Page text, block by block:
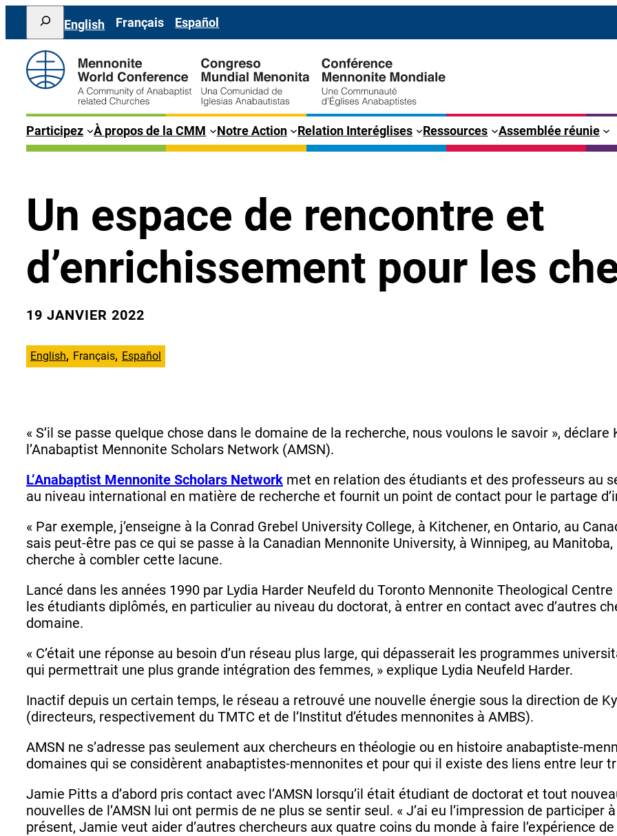
Aller
contenu
Search
English Français Español
Participez À propos de la CMM Notre Action Relation Interéglises Ressources Assemblée réunie
Un espace de rencontre et
d’enrichissement pour les
19 JANVIER 2022
English Français Español
« S’il se passe quelque chose dans le domaine de la recherche, nous voulons le savoir »,
l’Anabaptist Mennonite Scholars Network (AMSN).
L’Anabaptist Mennonite Scholars Network met en relation des étudiants et des professeurs au
au niveau international en matière de recherche et fournit un point de contact pour le partage
« Par exemple, j’enseigne à la Conrad Grebel University College, à Kitchener, en Ontario, au
sais peut-être pas ce qui se passe à la Canadian Mennonite University, à Winnipeg, au
cherche à combler cette lacune.
Lancé dans les années 1990 par Lydia Harder Neufeld du Toronto Mennonite Theological
les étudiants diplômés, en particulier au niveau du doctorat, à entrer en contact avec d’autres
domaine.
« C’était une réponse au besoin d’un réseau plus large, qui dépasserait les programmes
qui permettrait une plus grande intégration des femmes, » explique Lydia Neufeld Harder.
Inactif depuis un certain temps, le réseau a retrouvé une nouvelle énergie sous la direction de
(directeurs, respectivement du TMTC et de l’Institut d’études mennonites à AMBS).
AMSN ne s’adresse pas seulement aux chercheurs en théologie ou en histoire anabaptiste-
domaines qui se considèrent anabaptistes-mennonites et pour qui il existe des liens entre leur
Jamie Pitts a d’abord pris contact avec l’AMSN lorsqu’il était étudiant de doctorat et tout
nouvelles de l’AMSN lui ont permis de ne plus se sentir seul. « J’ai eu l’impression de participer
présent, Jamie veut aider d’autres chercheurs aux quatre coins du monde à faire l’expérience